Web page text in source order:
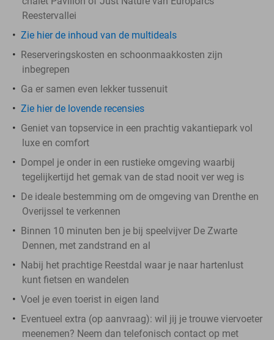
Reestervallei
Zie hier de inhoud van de multideals
Reserveringskosten en schoonmaakkosten zijn
inbegrepen
Ga er samen even lekker tussenuit
Zie hier de lovende recensies
Geniet van topservice in een prachtig vakantiepark vol
luxe en comfort
Dompel je onder in een rustieke omgeving waarbij
tegelijkertijd het gemak van de stad nooit ver weg is
De ideale bestemming om de omgeving van Drenthe en
Overijssel te verkennen
Binnen 10 minuten ben je bij speelvijver De Zwarte
Dennen, met zandstrand en al
Nabij het prachtige Reestdal waar je naar hartenlust
kunt fietsen en wandelen
Voel je even toerist in eigen land
Eventueel extra (op aanvraag): wil jij je trouwe viervoeter
meenemen? Neem dan telefonisch contact op met